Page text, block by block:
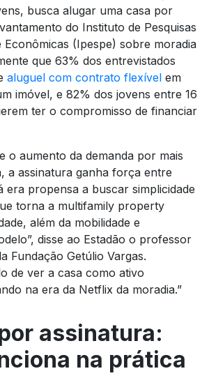
busca alugar uma casa por
do Instituto de Pesquisas
Econômicas (Ipespe) sobre moradia
que 63% dos entrevistados
aluguel com contrato flexível em
imóvel, e 82% dos jovens entre 16
ter o compromisso de financiar
o aumento da demanda por mais
a assinatura ganha força entre
era propensa a buscar simplicidade
torna a multifamily property
além da mobilidade e
disse ao Estadão o professor
Fundação Getúlio Vargas.
de ver a casa como ativo
na era da Netflix da moradia.”
assinatura:
na prática